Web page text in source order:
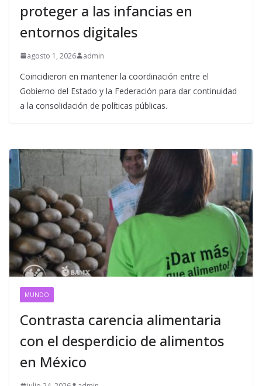
proteger a las infancias en
entornos digitales
agosto 1, 2026 admin
Coincidieron en mantener la coordinación entre el
Gobierno del Estado y la Federación para dar continuidad
a la consolidación de políticas públicas.
MUNDO
Contrasta carencia alimentaria
con el desperdicio de alimentos
en México